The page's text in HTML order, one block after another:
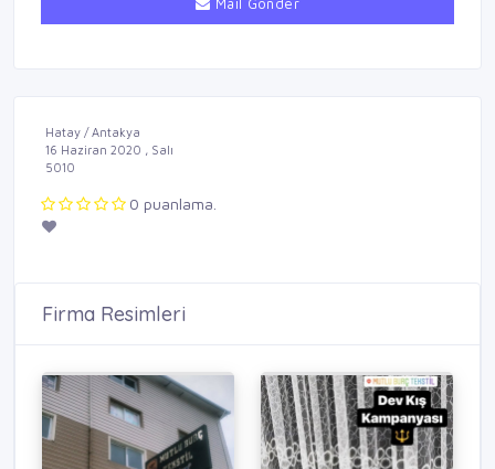
Hatay / Antakya
16 Haziran 2020 , Salı
5010
0 puanlama.
Firma Resimleri